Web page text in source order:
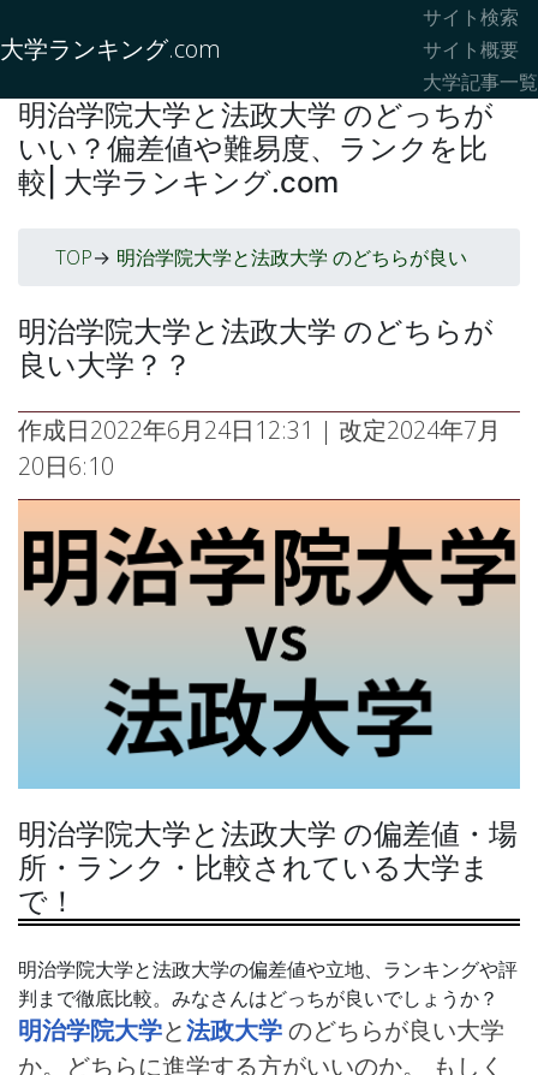
大学ランキング.com
サイト検索
サイト概要
大学記事一覧
明治学院大学と法政大学 のどっちが
いい？偏差値や難易度、ランクを比
較| 大学ランキング.com
TOP-> 明治学院大学と法政大学 のどちらが良い
明治学院大学と法政大学 のどちらが
良い大学？？
作成日2022年6月24日12:31 | 改定2024年7月
20日6:10
明治学院大学と法政大学 の偏差値・場
所・ランク・比較されている大学ま
で！
明治学院大学と法政大学の偏差値や立地、ランキングや評
判まで徹底比較。みなさんはどっちが良いでしょうか？
明治学院大学と法政大学のどちらが良い大学
か。どちらに進学する方がいいのか。 もしく